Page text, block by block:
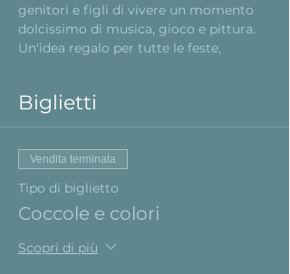
genitori e figli di vivere un momento
dolcissimo di musica, gioco e pittura.
Un'idea regalo per tutte le feste,
Biglietti
Vendita terminata
Tipo di biglietto
Coccole e colori
Scopri di più